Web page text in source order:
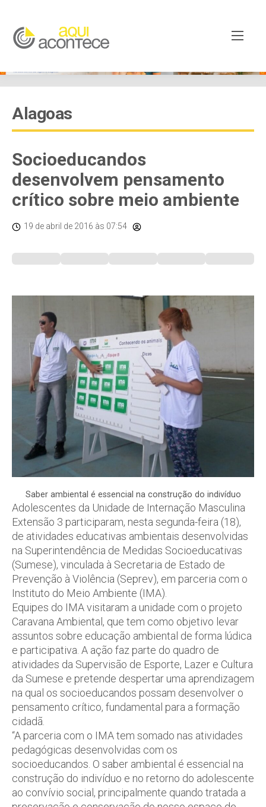
Alagoas
Socioeducandos
desenvolvem pensamento
crítico sobre meio ambiente
19 de abril de 2016 às 07:54
Saber ambiental é essencial na construção do indivíduo
Adolescentes da Unidade de Internação Masculina
Extensão 3 participaram, nesta segunda-feira (18),
de atividades educativas ambientais desenvolvidas
na Superintendência de Medidas Socioeducativas
(Sumese), vinculada à Secretaria de Estado de
Prevenção à Violência (Seprev), em parceria com o
Instituto do Meio Ambiente (IMA).
Equipes do IMA visitaram a unidade com o projeto
Caravana Ambiental, que tem como objetivo levar
assuntos sobre educação ambiental de forma lúdica
e participativa. A ação faz parte do quadro de
atividades da Supervisão de Esporte, Lazer e Cultura
da Sumese e pretende despertar uma aprendizagem
na qual os socioeducandos possam desenvolver o
pensamento crítico, fundamental para a formação
cidadã.
“A parceria com o IMA tem somado nas atividades
pedagógicas desenvolvidas com os
socioeducandos. O saber ambiental é essencial na
construção do indivíduo e no retorno do adolescente
ao convívio social, principalmente quando tratada a